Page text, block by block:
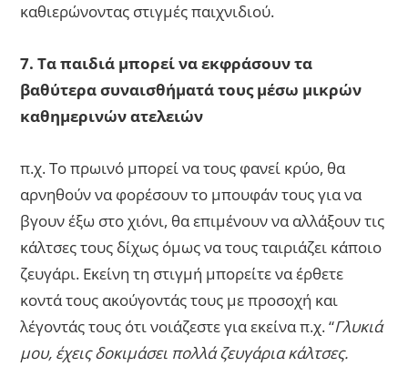
καθιερώνοντας στιγμές παιχνιδιού.
7. Τα παιδιά μπορεί να εκφράσουν τα
βαθύτερα συναισθήματά τους μέσω μικρών
καθημερινών ατελειών
π.χ. Το πρωινό μπορεί να τους φανεί κρύο, θα
αρνηθούν να φορέσουν το μπουφάν τους για να
βγουν έξω στο χιόνι, θα επιμένουν να αλλάξουν τις
κάλτσες τους δίχως όμως να τους ταιριάζει κάποιο
ζευγάρι. Εκείνη τη στιγμή μπορείτε να έρθετε
κοντά τους ακούγοντάς τους με προσοχή και
λέγοντάς τους ότι νοιάζεστε για εκείνα π.χ. “Γλυκιά
μου, έχεις δοκιμάσει πολλά ζευγάρια κάλτσες.